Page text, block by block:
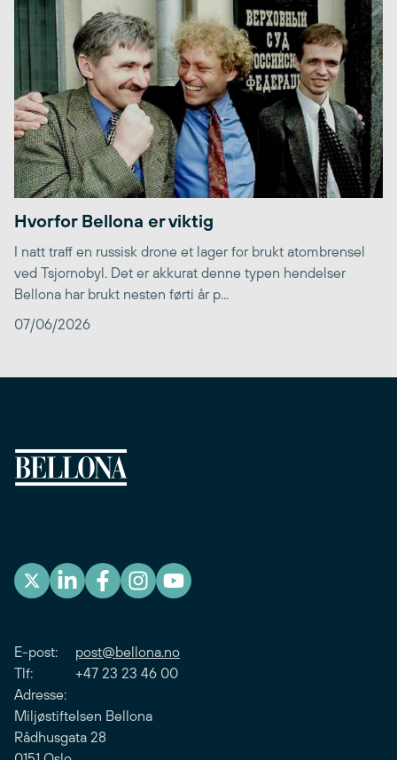
Hvorfor Bellona er viktig
I natt traff en russisk drone et lager for brukt atombrensel
ved Tsjornobyl. Det er akkurat denne typen hendelser
Bellona har brukt nesten førti år p...
07/06/2026
E-post: post@bellona.no
Tlf: +47 23 23 46 00
Adresse:
Miljøstiftelsen Bellona
Rådhusgata 28